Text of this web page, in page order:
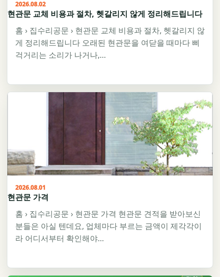
2026.08.02
현관문 교체 비용과 절차, 헷갈리지 않게 정리해드립니다
홈 › 집수리공문 › 현관문 교체 비용과 절차, 헷갈리지 않
게 정리해드립니다 오래된 현관문을 여닫을 때마다 삐
걱거리는 소리가 나거나,…
2026.08.01
현관문 가격
홈 › 집수리공문 › 현관문 가격 현관문 견적을 받아보신
분들은 아실 텐데요, 업체마다 부르는 금액이 제각각이
라 어디서부터 확인해야…